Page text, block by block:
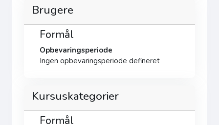
Brugere
Formål
Opbevaringsperiode
Ingen opbevaringsperiode defineret
Kursuskategorier
Formål